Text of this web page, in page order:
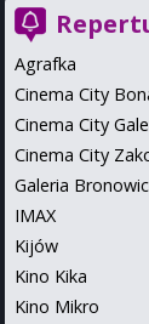
Agrafka
Cinema City
Cinema City
Cinema City
Galeria
IMAX
Kijów
Kino Kika
Kino Mikro